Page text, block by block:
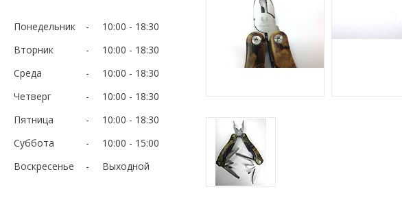
Понедельник 10:00
18:30
Вторник
10:00
18:30
Среда
10:00
18:30
Четверг
10:00
18:30
Пятница
10:00
18:30
Суббота
10:00
15:00
Воскресенье
Выходной